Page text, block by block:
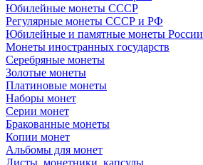
Юбилейные монеты СССР
Регулярные монеты СССР и РФ
Юбилейные и памятные монеты России
Монеты иностранных государств
Серебряные монеты
Золотые монеты
Платиновые монеты
Наборы монет
Серии монет
Бракованные монеты
Копии монет
Альбомы для монет
Листы, монетники, капсулы